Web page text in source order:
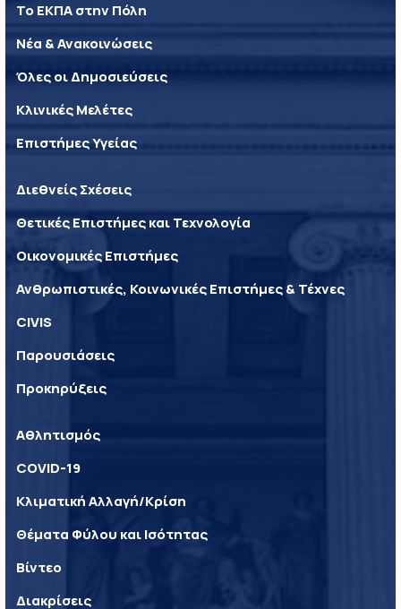
Το ΕΚΠΑ στην Πόλη
Νέα & Ανακοινώσεις
Όλες οι Δημοσιεύσεις
Κλινικές Μελέτες
Επιστήμες Υγείας
Διεθνείς Σχέσεις
Θετικές Επιστήμες και Τεχνολογία
Οικονομικές Επιστήμες
Ανθρωπιστικές, Κοινωνικές Επιστήμες & Τέχνες
CIVIS
Παρουσιάσεις
Προκηρύξεις
Αθλητισμός
COVID-19
Κλιματική Αλλαγή/Κρίση
Θέματα Φύλου και Ισότητας
Βίντεο
Διακρίσεις